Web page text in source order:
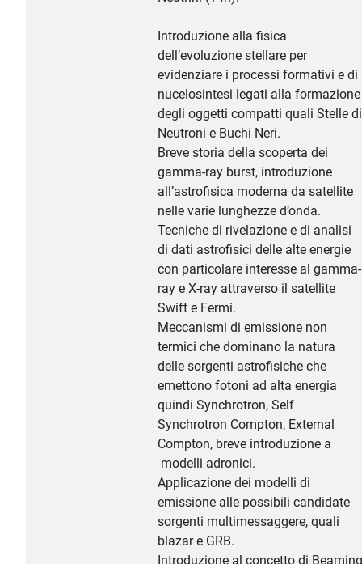
Introduzione alla fisica
dell’evoluzione stellare per
evidenziare i processi formativi e di
nucelosintesi legati alla formazione
degli oggetti compatti quali Stelle di
Neutroni e Buchi Neri.
Breve storia della scoperta dei
gamma-ray burst, introduzione
all’astrofisica moderna da satellite
nelle varie lunghezze d’onda.
Tecniche di rivelazione e di analisi
di dati astrofisici delle alte energie
con particolare interesse al gamma-
ray e X-ray attraverso il satellite
Swift e Fermi.
Meccanismi di emissione non
termici che dominano la natura
delle sorgenti astrofisiche che
emettono fotoni ad alta energia
quindi Synchrotron, Self
Synchrotron Compton, External
Compton, breve introduzione a
modelli adronici.
Applicazione dei modelli di
emissione alle possibili candidate
sorgenti multimessaggere, quali
blazar e GRB.
Introduzione al concetto di Beaming